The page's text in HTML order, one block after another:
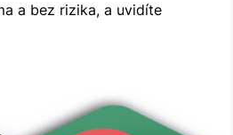
a bez rizika, a uvidíte